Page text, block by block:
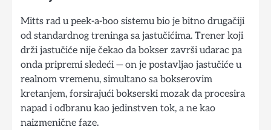
Mitts rad u peek-a-boo sistemu bio je bitno drugačiji
od standardnog treninga sa jastučićima. Trener koji
drži jastučiće nije čekao da bokser završi udarac pa
onda pripremi sledeći — on je postavljao jastučiće u
realnom vremenu, simultano sa bokserovim
kretanjem, forsirajući bokserski mozak da procesira
napad i odbranu kao jedinstven tok, a ne kao
naizmenične faze.